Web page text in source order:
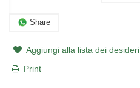
Share
Aggiungi alla lista dei desideri
Print